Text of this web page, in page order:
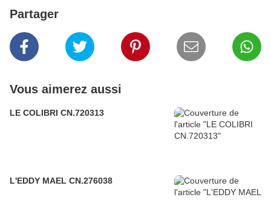
Partager
Vous aimerez aussi
LE COLIBRI CN.720313
L'EDDY MAEL CN.276038